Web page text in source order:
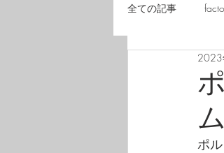
全ての記事
メンバー同士
自分らしい働
2023
ポ